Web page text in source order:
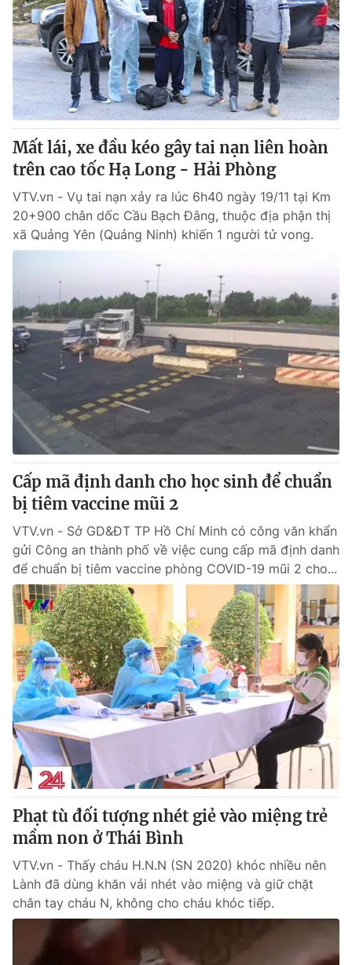
Mất lái, xe đầu kéo gây tai nạn liên hoàn
trên cao tốc Hạ Long - Hải Phòng
VTV.vn - Vụ tai nạn xảy ra lúc 6h40 ngày 19/11 tại Km
20+900 chân dốc Cầu Bạch Đằng, thuộc địa phận thị
xã Quảng Yên (Quảng Ninh) khiến 1 người tử vong.
Cấp mã định danh cho học sinh để chuẩn
bị tiêm vaccine mũi 2
VTV.vn - Sở GD&ĐT TP Hồ Chí Minh có công văn khẩn
gửi Công an thành phố về việc cung cấp mã định danh
để chuẩn bị tiêm vaccine phòng COVID-19 mũi 2 cho...
Phạt tù đối tượng nhét giẻ vào miệng trẻ
mầm non ở Thái Bình
VTV.vn - Thấy cháu H.N.N (SN 2020) khóc nhiều nên
Lành đã dùng khăn vải nhét vào miệng và giữ chặt
chân tay cháu N, không cho cháu khóc tiếp.